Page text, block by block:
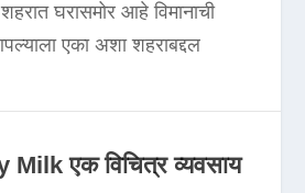
घरासमोर आहे विमानाची
एका अशा शहराबद्दल
Milk एक विचित्र व्यवसाय